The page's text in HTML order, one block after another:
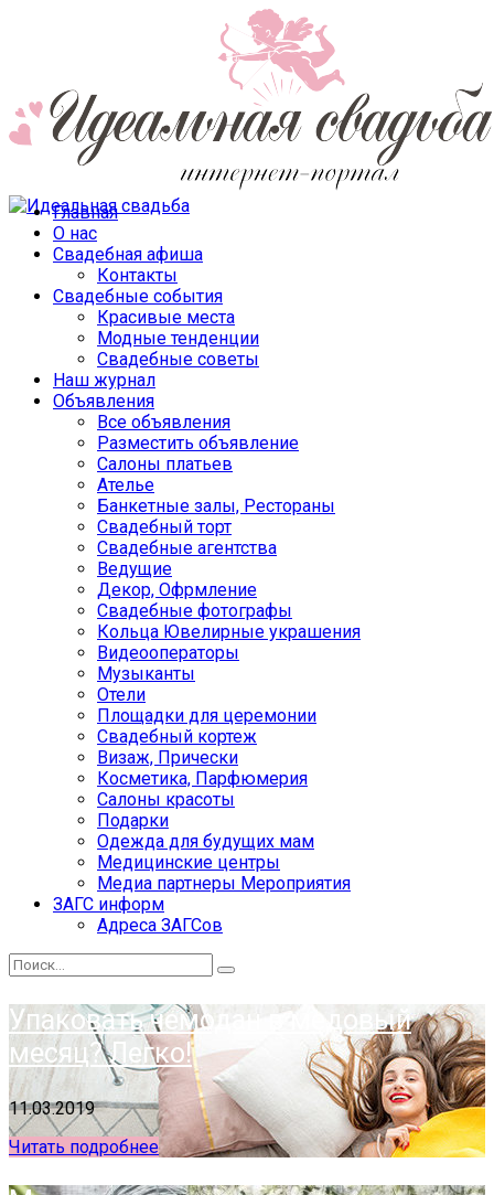
Главная
О нас
Свадебная афиша
Контакты
Свадебные события
Красивые места
Модные тенденции
Свадебные советы
Наш журнал
Объявления
Все объявления
Разместить объявление
Салоны платьев
Ателье
Банкетные залы, Рестораны
Свадебный торт
Свадебные агентства
Ведущие
Декор, Офрмление
Свадебные фотографы
Кольца Ювелирные украшения
Видеооператоры
Музыканты
Отели
Площадки для церемонии
Свадебный кортеж
Визаж, Прически
Косметика, Парфюмерия
Салоны красоты
Подарки
Одежда для будущих мам
Медицинские центры
Медиа партнеры Мероприятия
ЗАГС информ
Адреса ЗАГСов
Упаковать чемодан в медовый
месяц? Легко!
11.03.2019
Читать подробнее